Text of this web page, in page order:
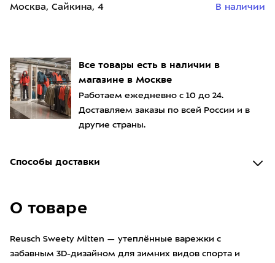
Все товары есть в наличии в
магазине в Москве
Работаем ежедневно с 10 до 24.
Доставляем заказы по всей России и в
другие страны.
Способы доставки
О товаре
Reusch Sweety Mitten — утеплённые варежки с
забавным 3D-дизайном для зимних видов спорта и
Москва, Сайкина, 4 В наличии